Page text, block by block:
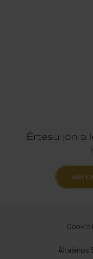
Értesüljön a
Cookie
Általános